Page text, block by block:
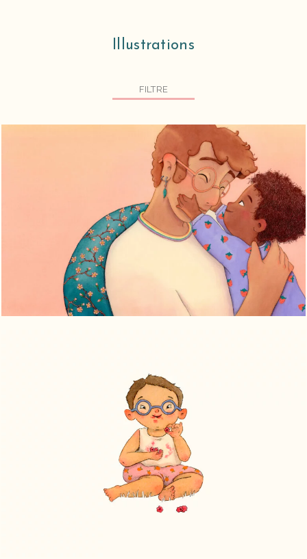
Illustrations
FILTRE